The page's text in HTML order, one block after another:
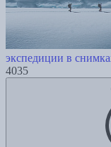
экспедиции в
4035